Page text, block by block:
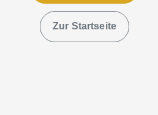
Zur Startseite